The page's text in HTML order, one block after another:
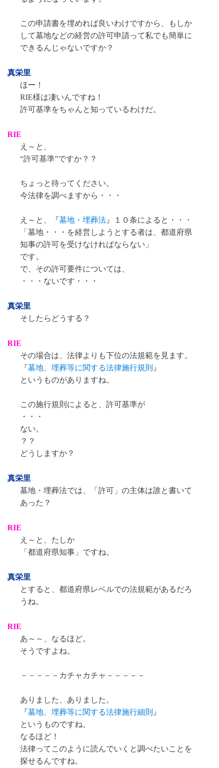
この申請書を埋めれば良いわけですから、もしか
して墓地などの経営の許可申請って私でも簡単に
できるんじゃないですか？
真栄里
ほー！
RIE様は凄いんですね！
許可基準をちゃんと知っているわけだ。
RIE
え～と、
“許可基準”ですか？？
ちょっと待ってください。
今法律を調べますから・・・
え～と、『墓地・埋葬法 』１０条によると・・・
「墓地・・・を経営しようとする者は、都道府県
知事の許可を受けなければならない」
です。
で、その許可要件については、
・・・ないです・・・
真栄里
そしたらどうする？
RIE
その場合は、法律よりも下位の法規範を見ます。
『墓地、埋葬等に関する法律施行規則 』
というものがありますね。
この施行規則によると、許可基準が
・・・
ない。
？？
どうしますか？
真栄里
墓地・埋葬法では、「許可」の主体は誰と書いて
あった？
RIE
え～と、たしか
「都道府県知事」ですね。
真栄里
とすると、都道府県レベルでの法規範があるだろ
うね。
RIE
あ～～、なるほど。
そうですよね。
－－－－－カチャカチャ－－－－－
ありました、ありました。
『墓地、埋葬等に関する法律施行細則 』
というものですね。
なるほど！
法律ってこのように読んでいくと調べたいことを
探せるんですね。